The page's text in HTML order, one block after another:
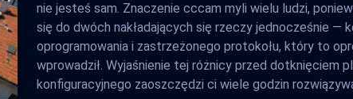
nie jesteś sam. Znaczenie cccam myli wielu ludzi,
się do dwóch nakładających się rzeczy jednocześnie —
oprogramowania i zastrzeżonego protokołu, który to
wprowadził. Wyjaśnienie tej różnicy przed dotknięciem
konfiguracyjnego zaoszczędzi ci wiele godzin